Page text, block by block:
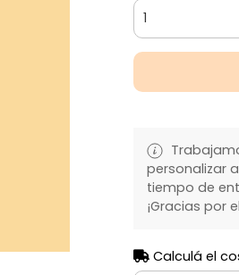
personalizar
tiempo de
¡Gracias por
Calculá el